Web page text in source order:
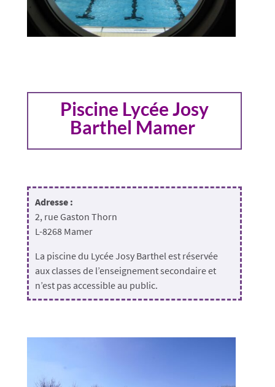
Piscine Lycée Josy
Barthel Mamer
Adresse :
2, rue Gaston Thorn
L-8268 Mamer
La piscine du Lycée Josy Barthel est réservée
aux classes de l’enseignement secondaire et
n’est pas accessible au public.